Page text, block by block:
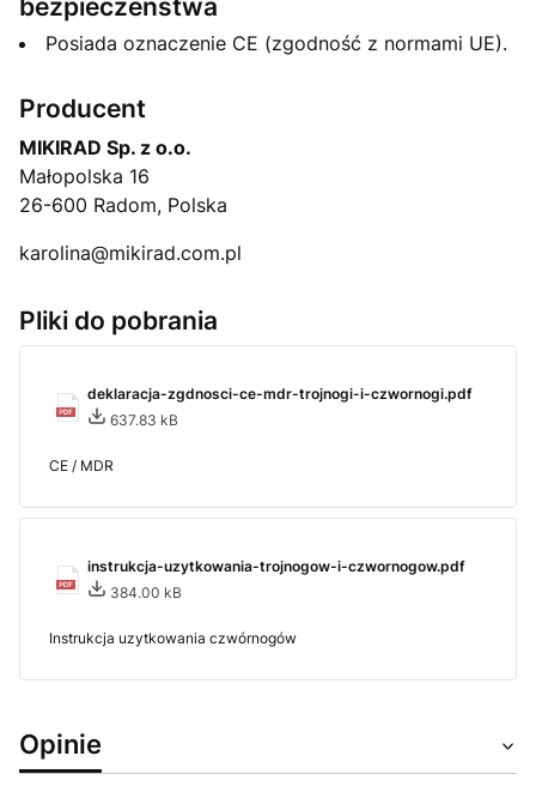
bezpieczeństwa
Posiada oznaczenie CE (zgodność z normami UE).
Producent
MIKIRAD Sp. z o.o.
Małopolska 16
26-600 Radom, Polska
karolina@mikirad.com.pl
Pliki do pobrania
deklaracja-zgdnosci-ce-mdr-trojnogi-i-czwornogi.pdf
637.83 kB
CE / MDR
instrukcja-uzytkowania-trojnogow-i-czwornogow.pdf
384.00 kB
Instrukcja uzytkowania czwórnogów
Opinie